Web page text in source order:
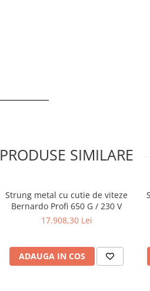
PRODUSE SIMILARE
Strung metal cu cutie de viteze
Bernardo Profi 650 G / 230 V
17.908,30 Lei
ADAUGA IN COS